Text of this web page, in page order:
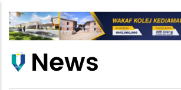
main
Main